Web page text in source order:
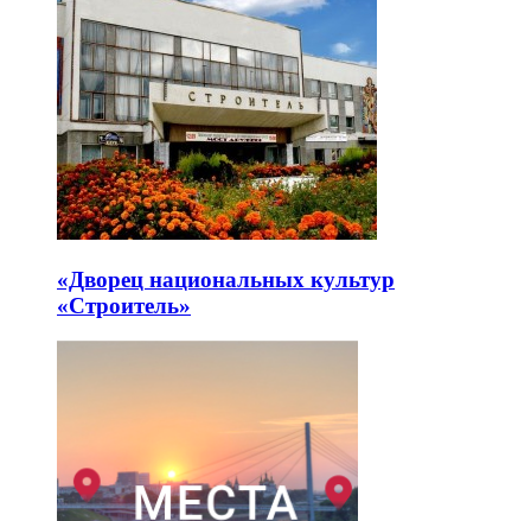
«Дворец национальных культур
«Строитель»